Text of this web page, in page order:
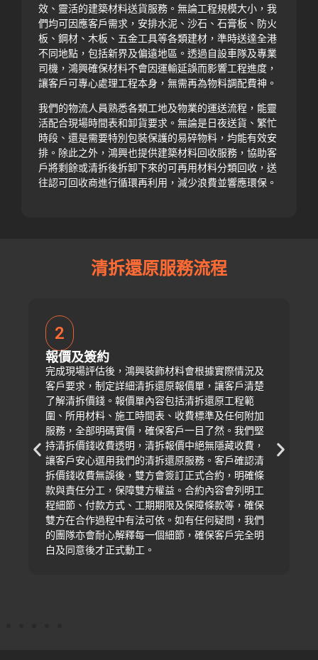
效、靈活的建築材料送貨服務。無論工程規模大小，我
們均可因應客戶需求，安排水泥、沙石、石膏板、防火
板、鋼材、木板、五金工具等各類建材，準時送達全港
不同地點，包括新界及偏遠地區。透過自設車隊及專業
司機，鴻興確保材料不會因運輸延誤而影響工程進度，
讓客戶可專心處理工程本身，無需再為物料調配費神。
我們的物流人員熟悉各類工地及物業的運送流程，能靈
活配合現場時間表和卸貨要求。無論是日夜送貨、繁忙
時段、還是需要特別包裝保護的易碎物料，均能有效安
排。除此之外，鴻興也提供建築材料回收服務，協助客
戶將剩餘或清拆後拆卸下來的可再用材料分類回收，送
往認可回收商進行循環再利用，減少浪費並響應環保。
清拆還原服務流程
2
報價及簽約
完成現場評估後，鴻興裝飾材料會根據實際情況及
客戶要求，制定詳細清拆還原報價單，讓客戶清楚
了解清拆價錢。報價單內容包括清拆還原工程範
圍、所用材料、施工時間表、收費標準及任何附加
服務，全部明碼實價，確保客戶一目了然。我們堅
持清拆價錢收費透明，清拆報價中絕無隱藏收費，
讓客戶安心選用我們的清拆還原服務。客戶確認清
拆價錢收費無誤後，雙方會簽訂正式合約，明確條
款與責任分工，保障雙方權益。合約內容會列明工
程細節、付款方式、工期期限及保障條款等，確保
雙方在合作過程中有法可依。如有任何疑問，我們
的團隊亦會耐心解釋每一個細節，確保客戶完全明
白及同意後才正式動工。